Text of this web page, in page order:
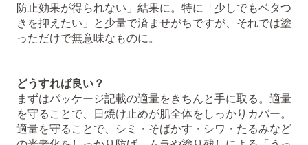
防止効果が得られない」結果に。特に「少しでもベタつ
きを抑えたい」と少量で済ませがちですが、それでは塗
っただけで無意味なものに。
どうすれば良い？
まずはパッケージ記載の適量をきちんと手に取る。適量
を守ることで、日焼け止めが肌全体をしっかりカバー。
適量を守ることで、シミ・そばかす・シワ・たるみなど